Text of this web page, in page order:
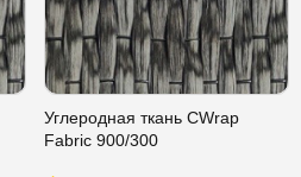
Углеродная ткань CWrap
Fabric 900/300